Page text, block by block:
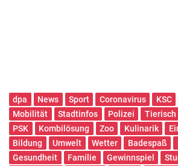
dpa News Sport Coronavirus KSC
Mobilität
Stadtinfos Polizei Tierisch
PSK
Kombilösung Zoo Kulinarik
Bildung
Umwelt Wetter Badespaß
Gesundheit
Familie Gewinnspiel